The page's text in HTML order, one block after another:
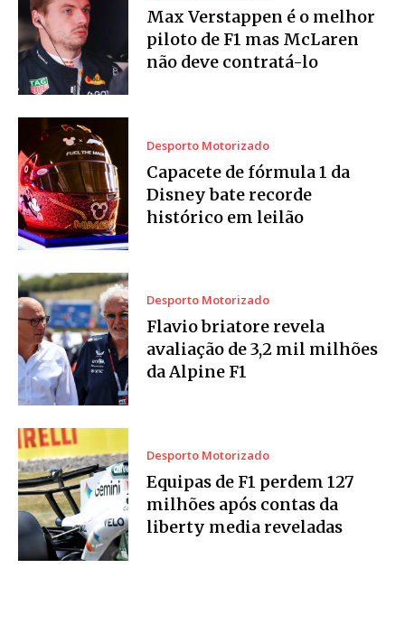
Max Verstappen é o melhor
piloto de F1 mas McLaren
não deve contratá-lo
Desporto Motorizado
Capacete de fórmula 1 da
Disney bate recorde
histórico em leilão
Desporto Motorizado
Flavio briatore revela
avaliação de 3,2 mil milhões
da Alpine F1
Desporto Motorizado
Equipas de F1 perdem 127
milhões após contas da
liberty media reveladas